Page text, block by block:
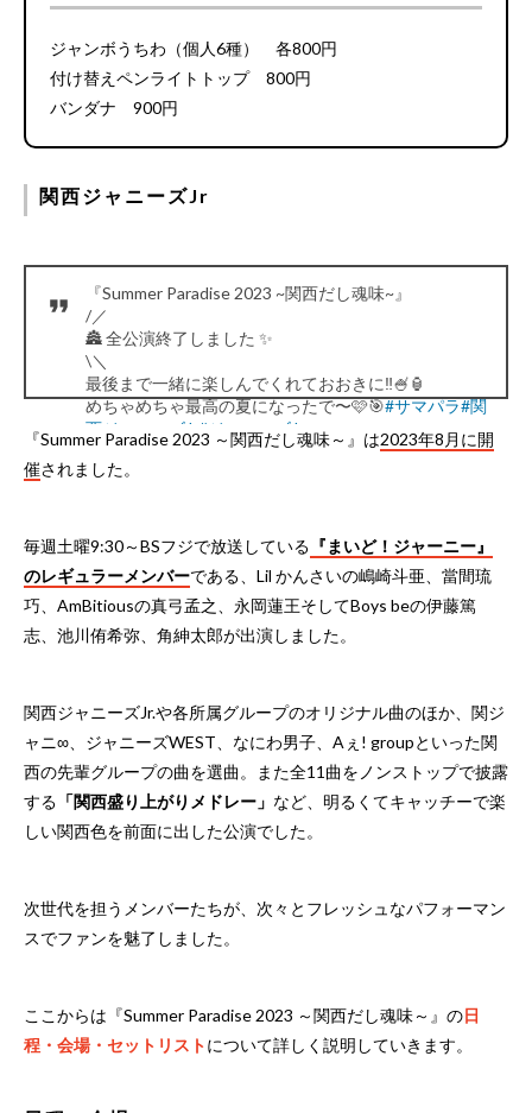
ジャンボうちわ（個人6種） 各800円
付け替えペンライトトップ 800円
バンダナ 900円
関西ジャニーズJr
『Summer Paradise 2023 ~関西だし魂味~』
/／
🏯 全公演終了しました ✨
\＼
最後まで一緒に楽しんでくれておおきに‼︎🍧🏮
めちゃめちゃ最高の夏になったで〜🩷🎯#サマパラ#関
西ジャニーズJr #ジャニーズJr
pic.twitter.com/5neqdOsya3
— ジュニア公式 (@jr_official_X)
『Summer Paradise 2023 ～関西だし魂味～』は2023年8月に開
催されました。
毎週土曜9:30～BSフジで放送している 『まいど！ジャーニー』
のレギュラーメンバーである、Lil かんさいの嶋崎斗亜、當間琉
巧、AmBitiousの真弓孟之、永岡蓮王そしてBoys beの伊藤篤
志、池川侑希弥、角紳太郎が出演しました。
関西ジャニーズJr.や各所属グループのオリジナル曲のほか、関ジ
ャニ∞、ジャニーズWEST、なにわ男子、Aぇ! groupといった関
西の先輩グループの曲を選曲。また全11曲をノンストップで披露
する 「関西盛り上がりメドレー」 など、明るくてキャッチーで楽
しい関西色を前面に出した公演でした。
次世代を担うメンバーたちが、次々とフレッシュなパフォーマン
スでファンを魅了しました。
ここからは『Summer Paradise 2023 ～関西だし魂味～』の日
程・会場・セットリストについて詳しく説明していきます。